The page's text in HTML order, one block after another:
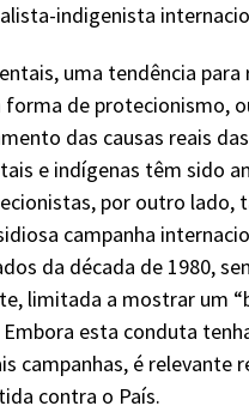
indigenista
uma tendência para
de protecionismo,
das causas reais
e indígenas têm sido
por outro lado,
campanha
da década de 1980,
limitada a mostrar um
esta conduta
campanhas, é relevante
contra o País.